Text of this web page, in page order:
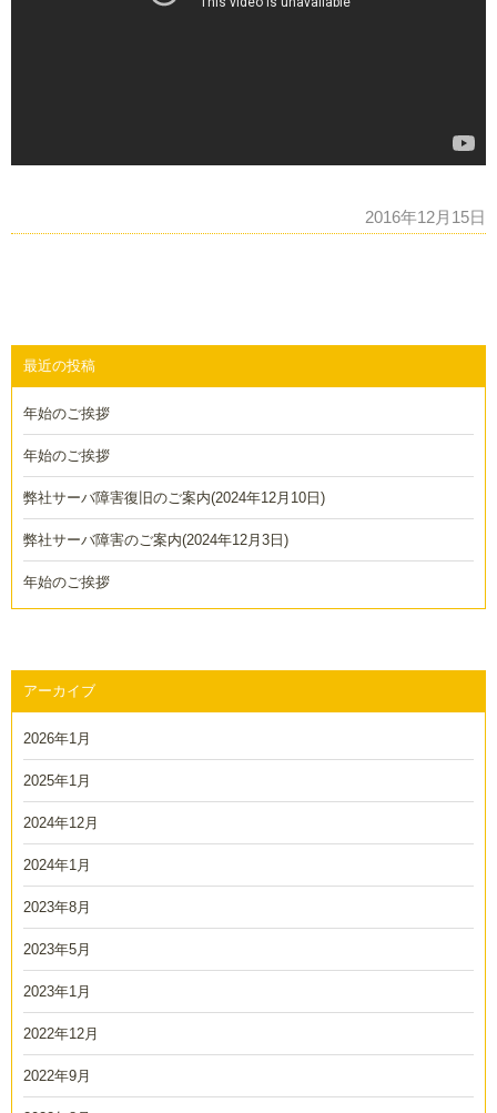
2016年12月15日
最近の投稿
年始のご挨拶
年始のご挨拶
弊社サーバ障害復旧のご案内(2024年12月10日)
弊社サーバ障害のご案内(2024年12月3日)
年始のご挨拶
アーカイブ
2026年1月
2025年1月
2024年12月
2024年1月
2023年8月
2023年5月
2023年1月
2022年12月
2022年9月